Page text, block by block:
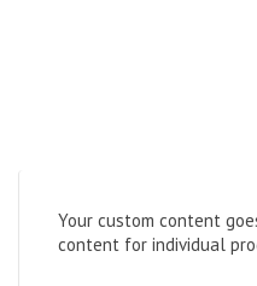
Your custom content
content for individual